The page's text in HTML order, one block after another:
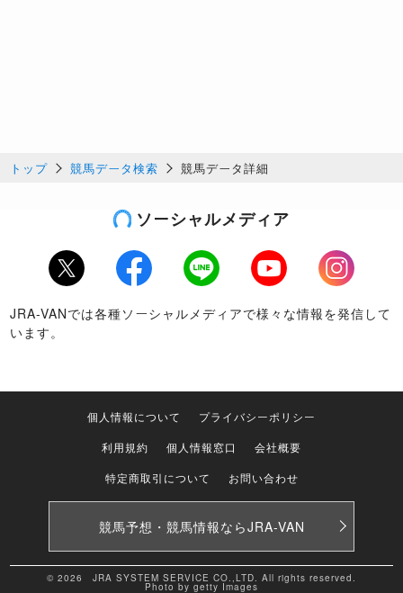
トップ 競馬データ検索 競馬データ詳細
ソーシャルメディア
Twitter Facebook LINE Youtube
Instagram
JRA-VANでは各種ソーシャルメディアで様々な情報を発信して
います。
個人情報について
プライバシーポリシー
利用規約
個人情報窓口
会社概要
特定商取引について
お問い合わせ
競馬予想・競馬情報ならJRA-VAN
© 2026 JRA SYSTEM SERVICE CO.,LTD. All rights reserved.
Photo by getty Images